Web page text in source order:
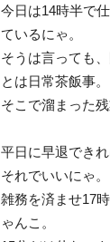
今日は14時半で
ているにゃ。
そうは言っても
とは日常茶飯事。
そこで溜まった
平日に早退でき
それでいいにゃ。
雑務を済ませ17
ゃんこ。